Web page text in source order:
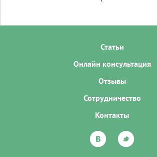
Статьи
Онлайн консультация
Отзывы
Сотрудничество
Контакты